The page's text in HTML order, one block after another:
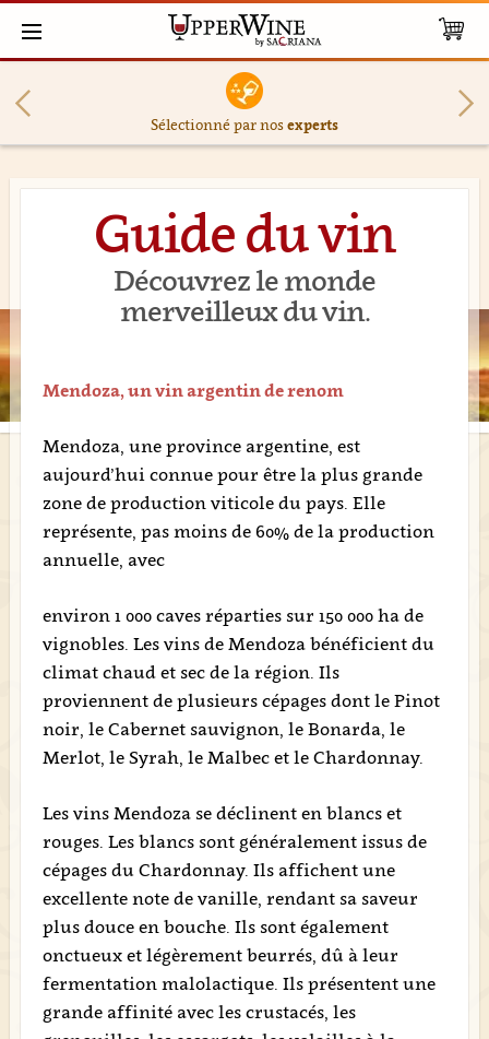
Sélectionné par nosexperts
Guide du vin
Découvrez le monde
merveilleux du vin.
Mendoza, un vin argentin de renom
Mendoza, une province argentine, est
aujourd’hui connue pour être la plus grande
zone de production viticole du pays. Elle
représente, pas moins de 60% de la production
annuelle, avec
environ 1 000 caves réparties sur 150 000 ha de
vignobles. Les vins de Mendoza bénéficient du
climat chaud et sec de la région. Ils
proviennent de plusieurs cépages dont le Pinot
noir, le Cabernet sauvignon, le Bonarda, le
Merlot, le Syrah, le Malbec et le Chardonnay.
Les vins Mendoza se déclinent en blancs et
rouges. Les blancs sont généralement issus de
cépages du Chardonnay. Ils affichent une
excellente note de vanille, rendant sa saveur
plus douce en bouche. Ils sont également
onctueux et légèrement beurrés, dû à leur
fermentation malolactique. Ils présentent une
grande affinité avec les crustacés, les